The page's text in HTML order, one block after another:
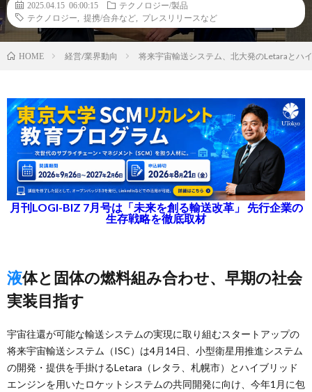
2025.04.15 06:00:15
テクノロジー/製品
テクノロジー
提携/合弁など プレスリリースなど
HOME 経営/業界動向 将来宇宙輸送システム、北大発のLetaraとハ
月刊LOGI-BIZ 7月号は「未来を創る輸送改革」 先行企業の
生存戦略を徹底取材
液体と固体の燃料組み合わせ、早期の社会
実装目指す
宇宙往還が可能な輸送システムの実現に取り組むスタートアップの
将来宇宙輸送システム（ISC）は4月14日、小型衛星用推進システム
の開発・提供を手掛けるLetara（レタラ、札幌市）とハイブリッド
エンジンを用いたロケットシステムの共同開発に向け、今年1月に包